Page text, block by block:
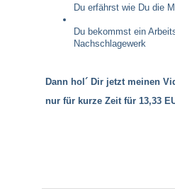
Du erfährst wie Du die
Du bekommst ein
Nachschlagewerk
Dann hol´ Dir jetzt meinen
nur für kurze Zeit für 13,33